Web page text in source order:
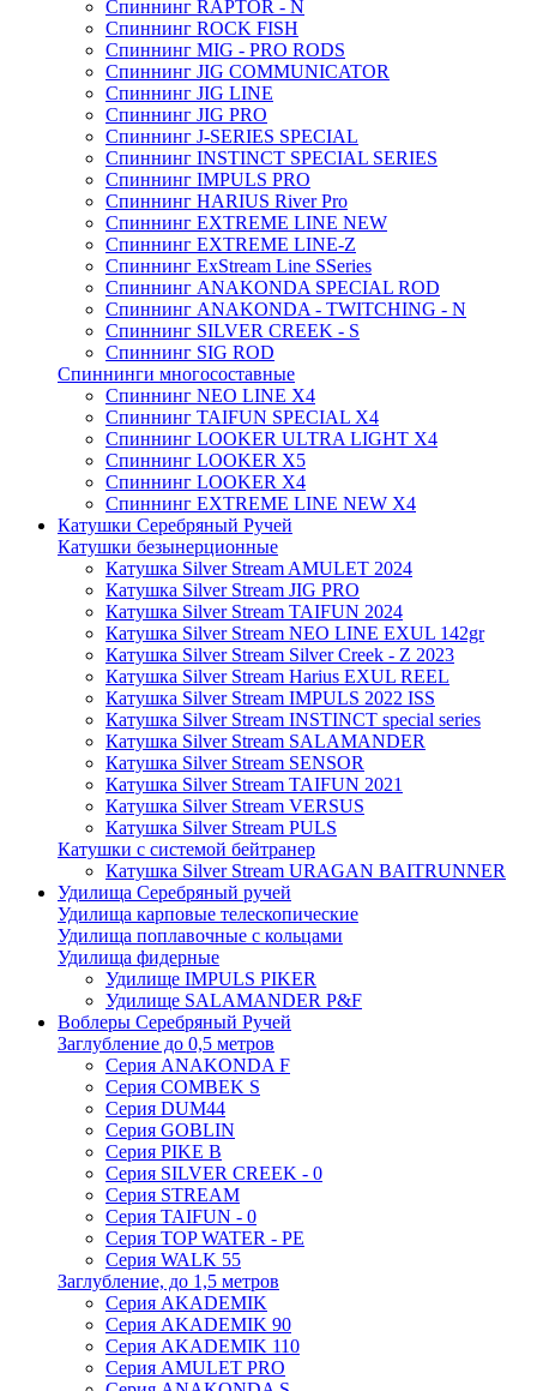
Спиннинг RAPTOR - N
Спиннинг ROCK FISH
Спиннинг MIG - PRO RODS
Спиннинг JIG COMMUNICATOR
Спиннинг JIG LINE
Спиннинг JIG PRO
Спиннинг J-SERIES SPECIAL
Спиннинг INSTINCT SPECIAL SERIES
Спиннинг IMPULS PRO
Спиннинг HARIUS River Pro
Спиннинг EXTREME LINE NEW
Спиннинг EXTREME LINE-Z
Спиннинг ExStream Line SSeries
Спиннинг ANAKONDA SPECIAL ROD
Спиннинг ANAKONDA - TWITCHING - N
Спиннинг SILVER CREEK - S
Спиннинг SIG ROD
Спиннинги многосоставные
Спиннинг NEO LINE X4
Спиннинг TAIFUN SPECIAL X4
Спиннинг LOOKER ULTRA LIGHT X4
Спиннинг LOOKER X5
Спиннинг LOOKER X4
Спиннинг EXTREME LINE NEW X4
Катушки Серебряный Ручей
Катушки безынерционные
Катушка Silver Stream AMULET 2024
Катушка Silver Stream JIG PRO
Катушка Silver Stream TAIFUN 2024
Катушка Silver Stream NEO LINE EXUL 142gr
Катушка Silver Stream Silver Creek - Z 2023
Катушка Silver Stream Harius EXUL REEL
Катушка Silver Stream IMPULS 2022 ISS
Катушка Silver Stream INSTINCT special series
Катушка Silver Stream SALAMANDER
Катушка Silver Stream SENSOR
Катушка Silver Stream TAIFUN 2021
Катушка Silver Stream VERSUS
Катушка Silver Stream PULS
Катушки с системой бейтранер
Катушка Silver Stream URAGAN BAITRUNNER
Удилища Серебряный ручей
Удилища карповые телескопические
Удилища поплавочные с кольцами
Удилища фидерные
Удилище IMPULS PIKER
Удилище SALAMANDER P&F
Воблеры Серебряный Ручей
Заглубление до 0,5 метров
Серия ANAKONDA F
Серия COMBEK S
Серия DUM44
Серия GOBLIN
Серия PIKE B
Серия SILVER CREEK - 0
Серия STREAM
Серия TAIFUN - 0
Серия TOP WATER - PE
Серия WALK 55
Заглубление, до 1,5 метров
Серия AKADEMIK
Серия AKADEMIK 90
Серия AKADEMIK 110
Серия AMULET PRO